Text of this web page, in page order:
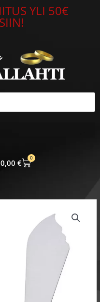
YLI 50€
0,00 €
0
CART